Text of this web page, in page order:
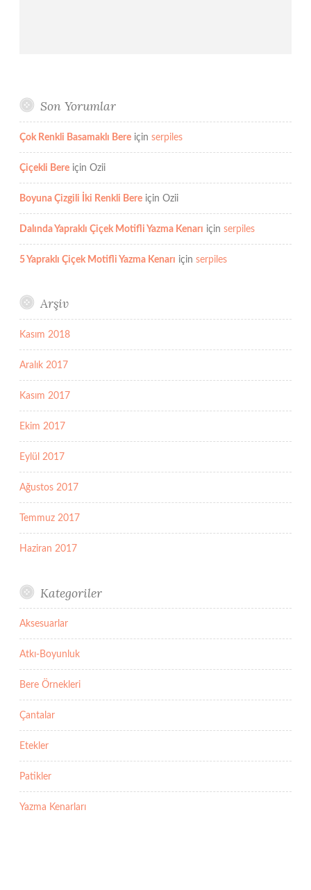
Son Yorumlar
Çok Renkli Basamaklı Bere için serpiles
Çiçekli Bere için Ozii
Boyuna Çizgili İki Renkli Bere için Ozii
Dalında Yapraklı Çiçek Motifli Yazma Kenarı için serpiles
5 Yapraklı Çiçek Motifli Yazma Kenarı için serpiles
Arşiv
Kasım 2018
Aralık 2017
Kasım 2017
Ekim 2017
Eylül 2017
Ağustos 2017
Temmuz 2017
Haziran 2017
Kategoriler
Aksesuarlar
Atkı-Boyunluk
Bere Örnekleri
Çantalar
Etekler
Patikler
Yazma Kenarları